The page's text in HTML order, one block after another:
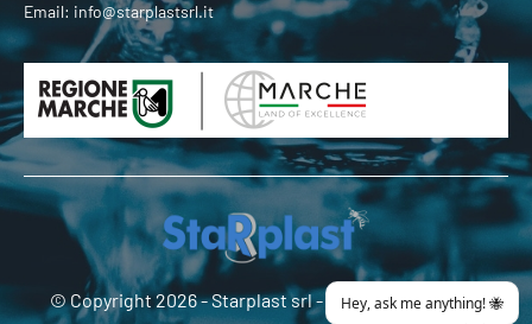
Email: info@starplastsrl.it
© Copyright 2026 -Starplast srl- P.Iva 02274180419 -